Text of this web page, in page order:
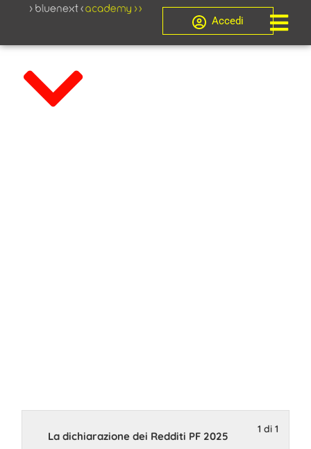
Accedi
1 di 1
La dichiarazione dei Redditi PF 2025